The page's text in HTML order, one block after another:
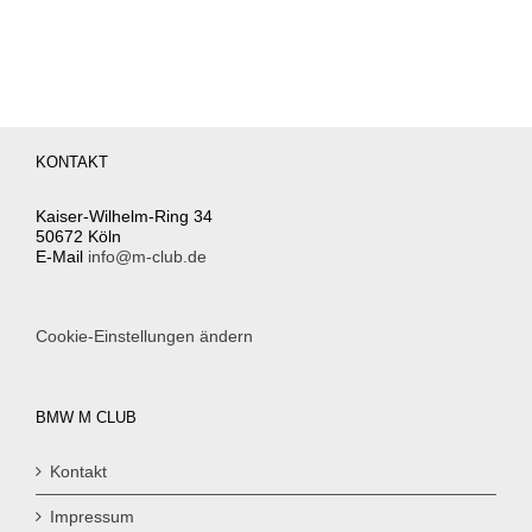
KONTAKT
Kaiser-Wilhelm-Ring 34
50672 Köln
E-Mail info@m-club.de
Cookie-Einstellungen ändern
BMW M CLUB
Kontakt
Impressum